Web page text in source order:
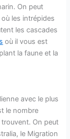
On peut
les intrépides
les cascades
où il vous est
la faune et la
avec le plus
le nombre
On peut
le Migration